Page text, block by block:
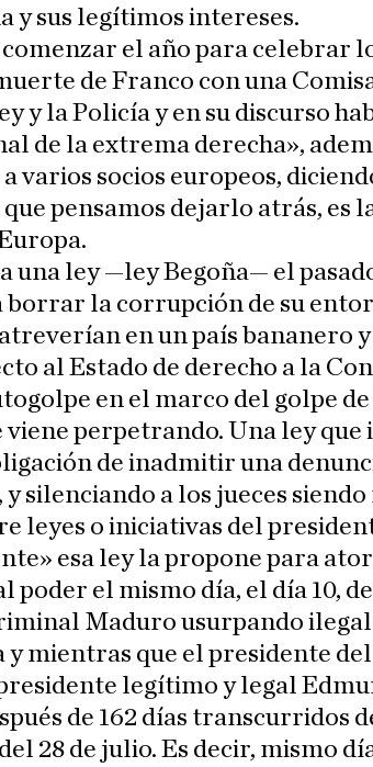
y sus legítimos intereses.
comenzar el año para celebrar
de Franco con una
y la Policía y en su discurso
de la extrema derecha»,
varios socios europeos,
que pensamos dejarlo atrás, es
una ley —ley Begoña— el
borrar la corrupción de su
en un país bananero
al Estado de derecho a la
en el marco del golpe
viene perpetrando. Una ley que
de inadmitir una
y silenciando a los jueces siendo
leyes o iniciativas del
esa ley la propone para
poder el mismo día, el día 10,
Maduro usurpando
y mientras que el presidente
legítimo y legal
de 162 días transcurridos
28 de julio. Es decir, mismo